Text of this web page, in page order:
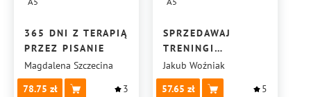
365 DNI Z TERAPIĄ
PRZEZ PISANIE
Magdalena Szczecina
78.75
3
SPRZEDAWAJ
TRENINGI
PREMIUM
Jakub Woźniak
57.65
5